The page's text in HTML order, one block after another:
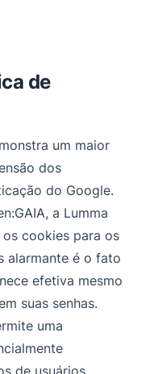
de
um maior
dos
do Google.
a Lumma
cookies para os
alarmante é o fato
efetiva mesmo
suas senhas.
uma